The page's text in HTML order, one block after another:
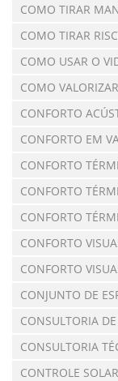
COMO TIRAR
COMO TIRAR
COMO USAR O
COMO
CONFORTO
CONFORTO EM
CONFORTO
CONFORTO
CONFORTO
CONFORTO
CONFORTO
CONJUNTO DE
CONSULTORIA
CONSULTORIA
CONTROLE